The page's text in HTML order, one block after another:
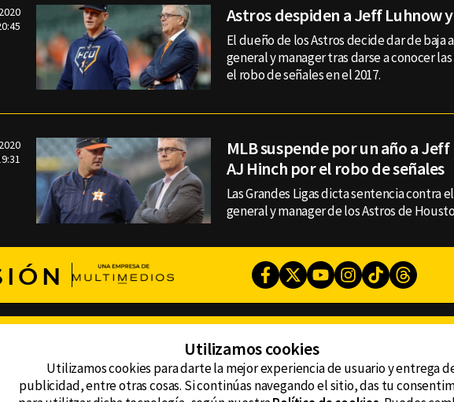
Astros despiden a Jeff Luhnow
El dueño de los Astros decide dar de baja
general y manager tras darse a conocer
el robo de señales en el 2017.
MLB suspende por un año a
AJ Hinch por el robo de señales
Las Grandes Ligas dicta sentencia contra
general y manager de los Astros de
Facebook
TwitterYoutubeInstagram
TikTokThreads
o magnético.
AVISO DE PRIVACIDAD
AVISO LEGAL
DEFENSORÍA DE LAS AUDIENCIAS
Utilizamos cookies
Utilizamos cookies para darte la mejor experiencia de usuario y entrega
publicidad, entre otras cosas. Si continúas navegando el sitio, das tu